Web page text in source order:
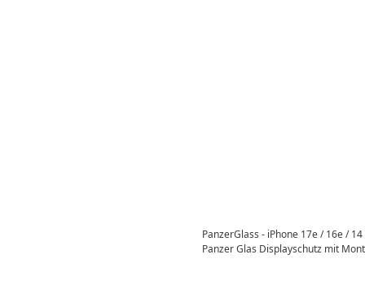
PanzerGlass - iPhone 17e / 16e /
Panzer Glas Displayschutz mit